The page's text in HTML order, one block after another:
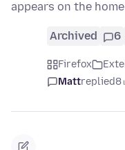
appears on the
Archived 6
Firefox
Mattreplied8